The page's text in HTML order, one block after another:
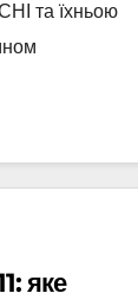
та їхньою
яке